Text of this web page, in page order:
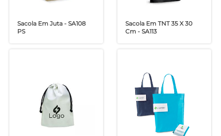
Sacola Em Juta - SA108
PS
Sacola Em TNT 35 X 30
Cm - SA113